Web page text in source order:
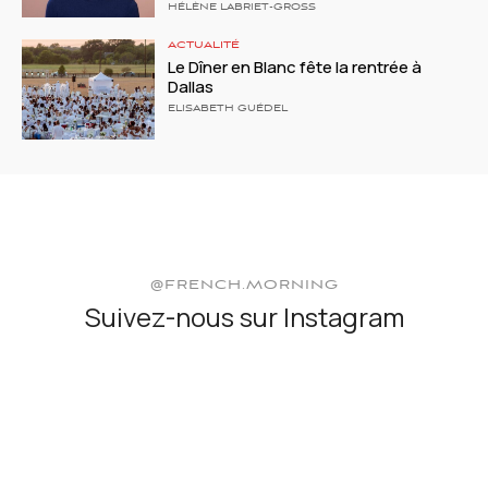
HÉLÈNE LABRIET-GROSS
ACTUALITÉ
Le Dîner en Blanc fête la rentrée à
Dallas
ELISABETH GUÉDEL
@FRENCH.MORNING
Suivez-nous sur Instagram